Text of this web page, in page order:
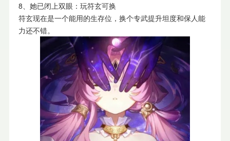
8、她已闭上双眼：玩符玄可换
符玄现在是一个能用的生存位，换个专武提升坦度和保人能
力还不错。